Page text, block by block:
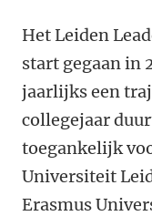
Het Leiden
start gegaan in
jaarlijks een
collegejaar
toegankelijk
Universiteit
Erasmus